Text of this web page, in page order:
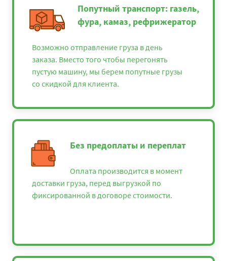
Попутный транспорт: газель,
фура, камаз, рефрижератор
Возможно отправление груза в день
заказа. Вместо того чтобы перегонять
пустую машину, мы берем попутные грузы
со скидкой для клиента.
Без предоплаты и переплат
Оплата производится в момент
доставки груза, перед выгрузкой по
фиксированной в договоре стоимости.